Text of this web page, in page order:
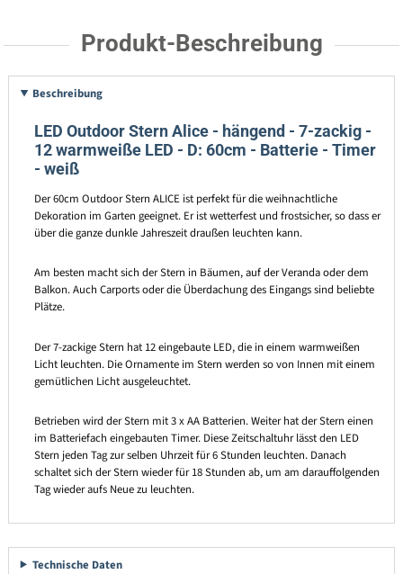
Produkt-Beschreibung
Beschreibung
LED Outdoor Stern Alice - hängend - 7-zackig -
12 warmweiße LED - D: 60cm - Batterie - Timer
- weiß
Der 60cm Outdoor Stern ALICE ist perfekt für die weihnachtliche
Dekoration im Garten geeignet. Er ist wetterfest und frostsicher, so dass er
über die ganze dunkle Jahreszeit draußen leuchten kann.
Am besten macht sich der Stern in Bäumen, auf der Veranda oder dem
Balkon. Auch Carports oder die Überdachung des Eingangs sind beliebte
Plätze.
Der 7-zackige Stern hat 12 eingebaute LED, die in einem warmweißen
Licht leuchten. Die Ornamente im Stern werden so von Innen mit einem
gemütlichen Licht ausgeleuchtet.
Betrieben wird der Stern mit 3 x AA Batterien. Weiter hat der Stern einen
im Batteriefach eingebauten Timer. Diese Zeitschaltuhr lässt den LED
Stern jeden Tag zur selben Uhrzeit für 6 Stunden leuchten. Danach
schaltet sich der Stern wieder für 18 Stunden ab, um am darauffolgenden
Tag wieder aufs Neue zu leuchten.
Technische Daten